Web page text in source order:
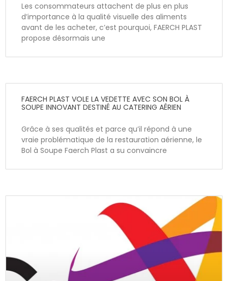
Les consommateurs attachent de plus en plus
d’importance à la qualité visuelle des aliments
avant de les acheter, c’est pourquoi, FAERCH PLAST
propose désormais une
FAERCH PLAST VOLE LA VEDETTE AVEC SON BOL À
SOUPE INNOVANT DESTINÉ AU CATERING AÉRIEN
Grâce à ses qualités et parce qu’il répond à une
vraie problématique de la restauration aérienne, le
Bol à Soupe Faerch Plast a su convaincre